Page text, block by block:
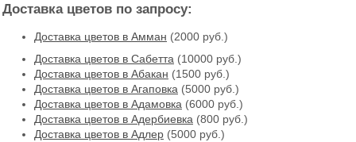
Доставка цветов по запросу:
Доставка цветов в Амман (2000 руб.)
Доставка цветов в Cабетта (10000 руб.)
Доставка цветов в Абакан (1500 руб.)
Доставка цветов в Агаповка (5000 руб.)
Доставка цветов в Адамовка (6000 руб.)
Доставка цветов в Адербиевка (800 руб.)
Доставка цветов в Адлер (5000 руб.)